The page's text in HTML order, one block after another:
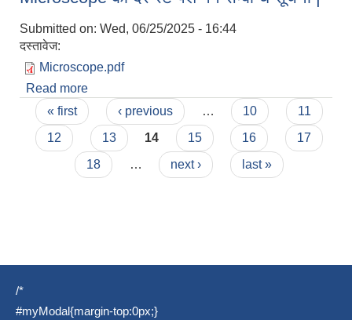
Submitted on: Wed, 06/25/2025 - 16:44
दस्तावेज:
Microscope.pdf
Read more
Pages
« first ‹ previous … 10
11
12
13 14 15 16
17
18
… next › last »
/*
#myModal{margin-top:0px;}